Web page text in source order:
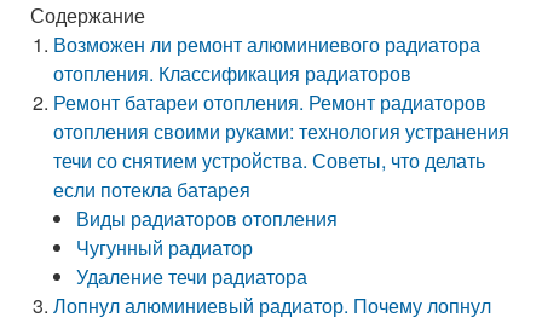
Содержание
Возможен ли ремонт алюминиевого радиатора
отопления. Классификация радиаторов
Ремонт батареи отопления. Ремонт радиаторов
отопления своими руками: технология устранения
течи со снятием устройства. Советы, что делать
если потекла батарея
Виды радиаторов отопления
Чугунный радиатор
Удаление течи радиатора
Лопнул алюминиевый радиатор. Почему лопнул